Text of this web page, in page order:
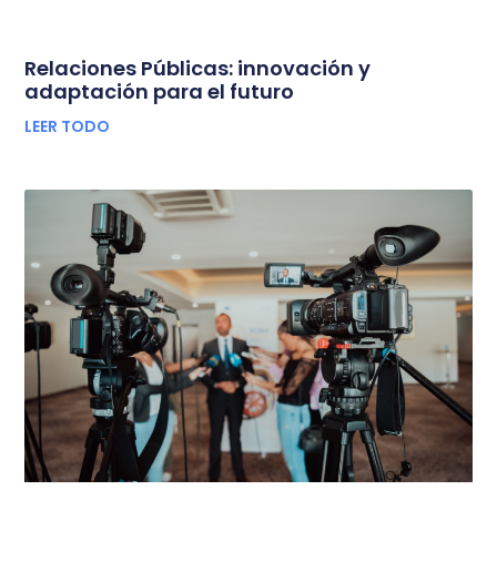
Relaciones Públicas: innovación y
adaptación para el futuro
LEER TODO